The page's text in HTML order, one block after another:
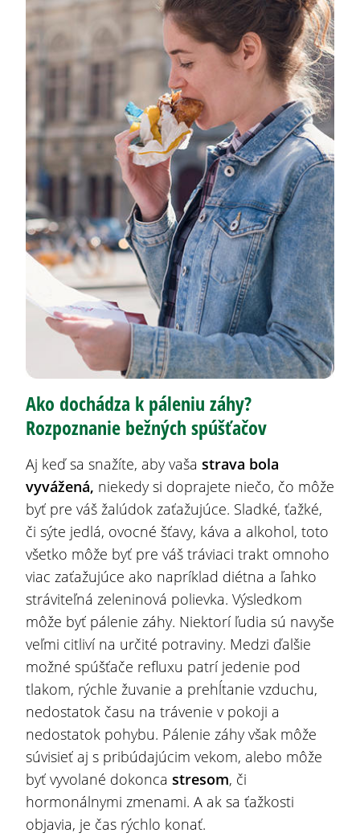
Ako dochádza k páleniu záhy?
Rozpoznanie bežných spúšťačov
Aj keď sa snažíte, aby vaša strava bola
vyvážená, niekedy si doprajete niečo, čo môže
byť pre váš žalúdok zaťažujúce. Sladké, ťažké,
či sýte jedlá, ovocné šťavy, káva a alkohol, toto
všetko môže byť pre váš tráviaci trakt omnoho
viac zaťažujúce ako napríklad diétna a ľahko
stráviteľná zeleninová polievka. Výsledkom
môže byť pálenie záhy. Niektorí ľudia sú navyše
veľmi citliví na určité potraviny. Medzi ďalšie
možné spúšťače refluxu patrí jedenie pod
tlakom, rýchle žuvanie a prehĺtanie vzduchu,
nedostatok času na trávenie v pokoji a
nedostatok pohybu. Pálenie záhy však môže
súvisieť aj s pribúdajúcim vekom, alebo môže
byť vyvolané dokonca stresom, či
hormonálnymi zmenami. A ak sa ťažkosti
objavia, je čas rýchlo konať.